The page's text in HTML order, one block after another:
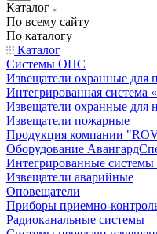
Каталог
По всему сайту
По каталогу
Каталог
Системы ОПС
Извещатели охранные для
Интегрированная
Извещатели охранные для
Извещатели пожарные
Продукция компании
Оборудование
Интегрированные системы
Извещатели аварийные
Оповещатели
Приборы приемно-
Радиоканальные системы